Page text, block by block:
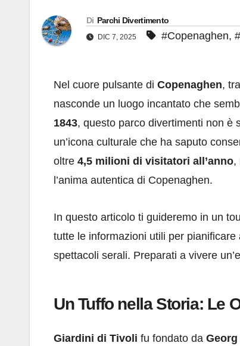
Di Parchi Divertimento
DIC 7, 2025 #Copenaghen,
Nel cuore pulsante di Copenaghen,
nasconde un luogo incantato che
1843, questo parco divertimenti non è
un’icona culturale che ha saputo
oltre 4,5 milioni di visitatori all’anno,
l’anima autentica di Copenaghen.
In questo articolo ti guideremo in un
tutte le informazioni utili per
spettacoli serali. Preparati a vivere
Un Tuffo nella Storia: Le
Giardini di Tivoli fu fondato da